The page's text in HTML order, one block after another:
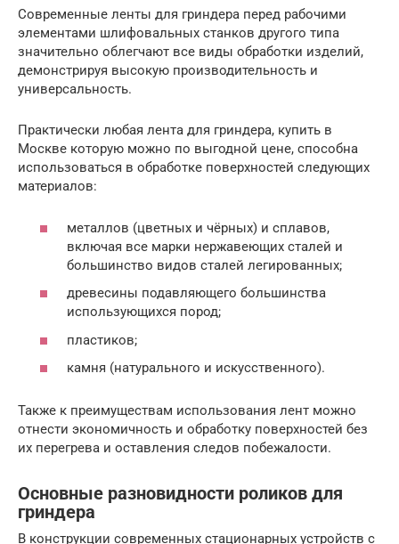
Современные ленты для гриндера перед рабочими
элементами шлифовальных станков другого типа
значительно облегчают все виды обработки изделий,
демонстрируя высокую производительность и
универсальность.
Практически любая лента для гриндера, купить в
Москве которую можно по выгодной цене, способна
использоваться в обработке поверхностей следующих
материалов:
металлов (цветных и чёрных) и сплавов,
включая все марки нержавеющих сталей и
большинство видов сталей легированных;
древесины подавляющего большинства
использующихся пород;
пластиков;
камня (натурального и искусственного).
Также к преимуществам использования лент можно
отнести экономичность и обработку поверхностей без
их перегрева и оставления следов побежалости.
Основные разновидности роликов для
гриндера
В конструкции современных стационарных устройств с